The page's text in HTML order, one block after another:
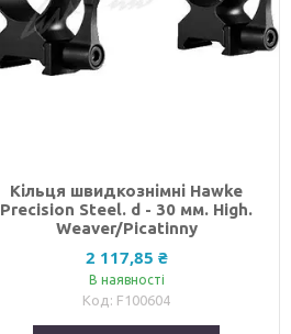
Кільця швидкознімні Hawke
Precision Steel. d - 30 мм. High.
Weaver/Picatinny
2 117,85 ₴
В наявності
F100604